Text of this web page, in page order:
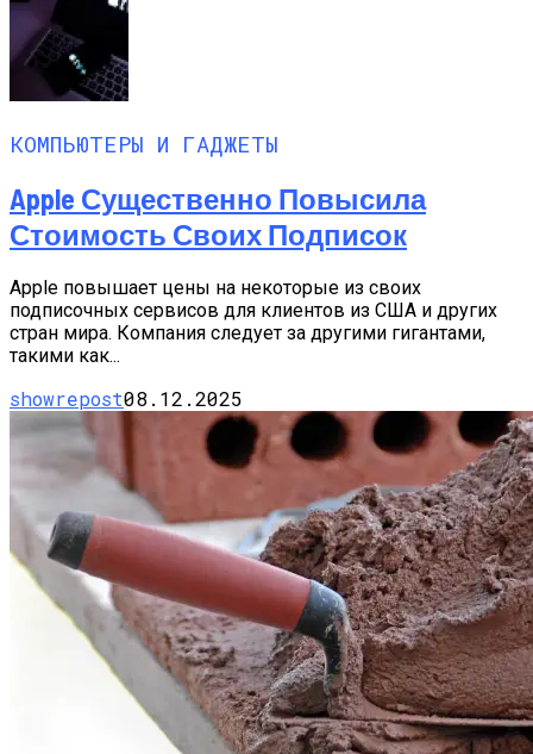
КОМПЬЮТЕРЫ И ГАДЖЕТЫ
Apple Существенно Повысила
Стоимость Своих Подписок
Apple повышает цены на некоторые из своих
подписочных сервисов для клиентов из США и других
стран мира. Компания следует за другими гигантами,
такими как...
showrepost08.12.2025